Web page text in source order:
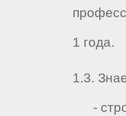
1 года.
1.3.
-